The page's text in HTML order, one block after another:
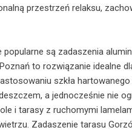
przestrzeń relaksu,
popularne są zadaszenia
to rozwiązanie idealne
szkła
a jednocześnie nie
i tarasy z ruchomymi
Zadaszenie tarasu